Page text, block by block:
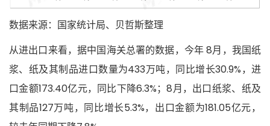
数据来源：国家统计局、贝哲斯整理
从进出口来看，据中国海关总署的数据，今年 8月，我国纸
浆、纸及其制品进口数量为433万吨，同比增长30.9%，进
口金额173.40亿元，同比下降6.3%；8月，出口纸浆、纸及
其制品127万吨，同比增长5.3%，出口金额为181.05亿元，